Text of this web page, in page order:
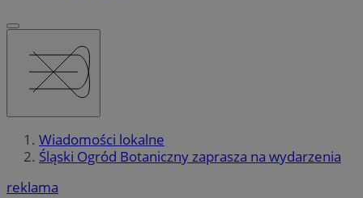
Wiadomości lokalne
Śląski Ogród Botaniczny zaprasza na wydarzenia
reklama